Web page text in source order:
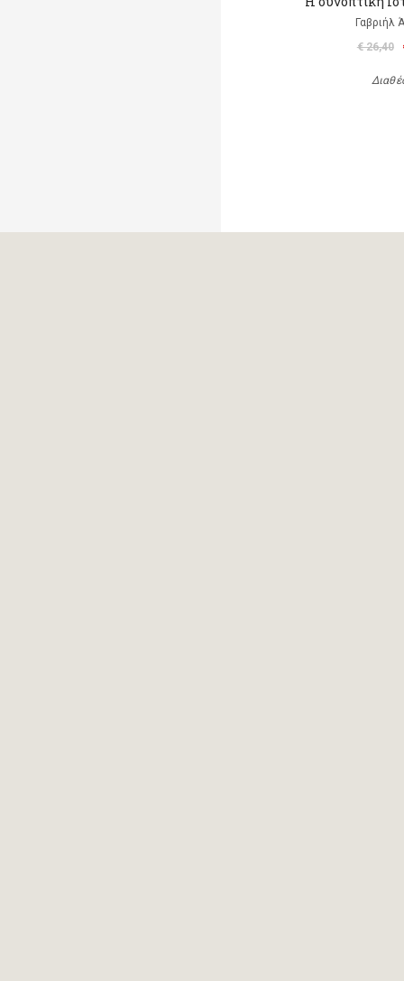
Γαβριήλ
€ 26,40